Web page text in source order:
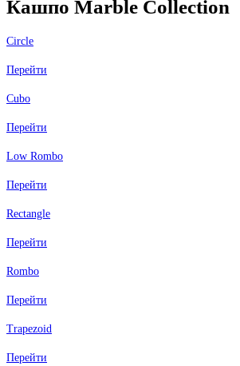
Кашпо Marble Collection
Circle
Перейти
Cubo
Перейти
Low Rombo
Перейти
Rectangle
Перейти
Rombo
Перейти
Trapezoid
Перейти